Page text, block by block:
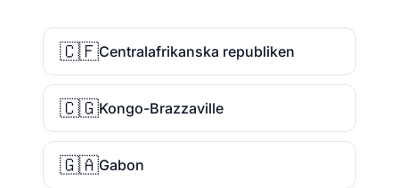
🇨🇫Centralafrikanska republiken
🇨🇬Kongo-Brazzaville
🇬🇦Gabon